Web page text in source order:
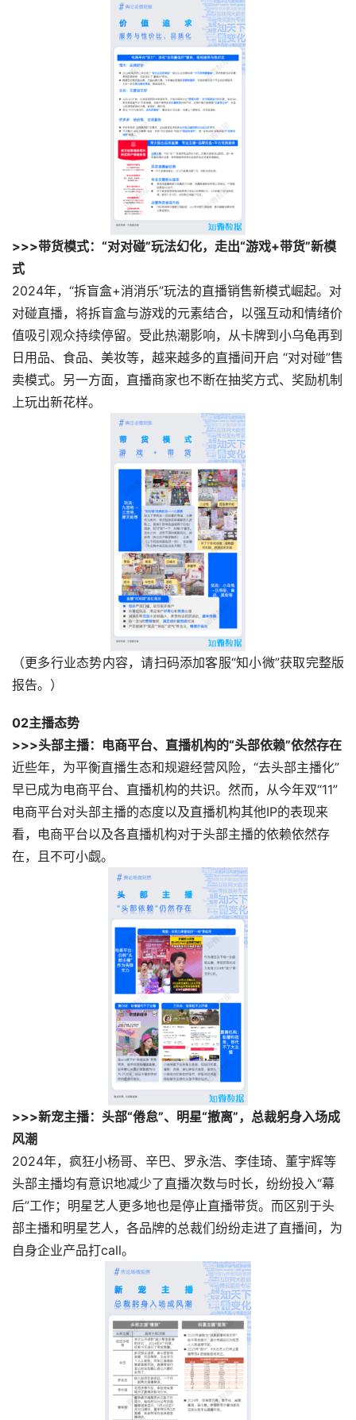
>>>带货模式：“对对碰”玩法幻化，走出“游戏+带货”新模
式
2024年，“拆盲盒+消消乐”玩法的直播销售新模式崛起。对
对碰直播，将拆盲盒与游戏的元素结合，以强互动和情绪价
值吸引观众持续停留。受此热潮影响，从卡牌到小乌龟再到
日用品、食品、美妆等，越来越多的直播间开启 “对对碰”售
卖模式。另一方面，直播商家也不断在抽奖方式、奖励机制
上玩出新花样。
（更多行业态势内容，请扫码添加客服“知小微”获取完整版
报告。）
02主播态势
>>>头部主播：电商平台、直播机构的“头部依赖”依然存在
近些年，为平衡直播生态和规避经营风险，“去头部主播化”
早已成为电商平台、直播机构的共识。然而，从今年双“11”
电商平台对头部主播的态度以及直播机构其他IP的表现来
看，电商平台以及各直播机构对于头部主播的依赖依然存
在，且不可小觑。
>>>新宠主播：头部“倦怠”、明星“撤离”，总裁躬身入场成
风潮
2024年，疯狂小杨哥、辛巴、罗永浩、李佳琦、董宇辉等
头部主播均有意识地减少了直播次数与时长，纷纷投入“幕
后”工作；明星艺人更多地也是停止直播带货。而区别于头
部主播和明星艺人，各品牌的总裁们纷纷走进了直播间，为
自身企业产品打call。